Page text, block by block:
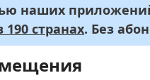
наших
странах. Без